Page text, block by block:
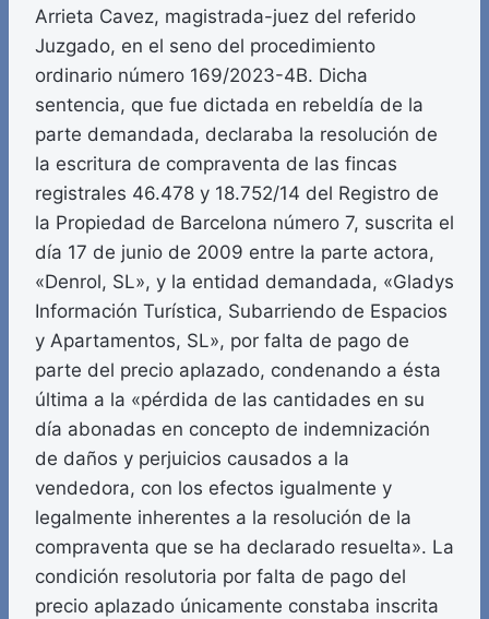
Arrieta Cavez, magistrada-juez del referido
Juzgado, en el seno del procedimiento
ordinario número 169/2023-4B. Dicha
sentencia, que fue dictada en rebeldía de la
parte demandada, declaraba la resolución de
la escritura de compraventa de las fincas
registrales 46.478 y 18.752/14 del Registro de
la Propiedad de Barcelona número 7, suscrita el
día 17 de junio de 2009 entre la parte actora,
«Denrol, SL», y la entidad demandada, «Gladys
Información Turística, Subarriendo de Espacios
y Apartamentos, SL», por falta de pago de
parte del precio aplazado, condenando a ésta
última a la «pérdida de las cantidades en su
día abonadas en concepto de indemnización
de daños y perjuicios causados a la
vendedora, con los efectos igualmente y
legalmente inherentes a la resolución de la
compraventa que se ha declarado resuelta». La
condición resolutoria por falta de pago del
precio aplazado únicamente constaba inscrita